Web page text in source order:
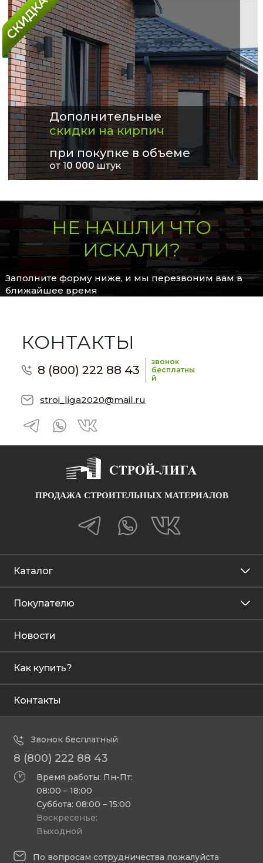
Дополнительные
скидки на кирпич
при покупке в объеме
от 10 000штук
НЕ НАШЛИ ЧТО
ИСКАЛИ?
Заполните форму ниже, и мы перезвоним вам в
ближайшее время
КОНТАКТЫ
8 (800) 222 88 43
звонок
бесплатны
й
stroi_liga2020@mail.ru
ПРОДАЖА СТРОИТЕЛЬНЫХ МАТЕРИАЛОВ
Каталог
Покупателю
Новости
Как купить?
Контакты
Звонок бесплатный
8 (800) 222 88 43
Время работы: Пн-Пт:
08:00 – 18:00
Суббота: 08:00 – 15:00
Воскресенье:
Выходной
По вопросам сотрудничества пожалуйста